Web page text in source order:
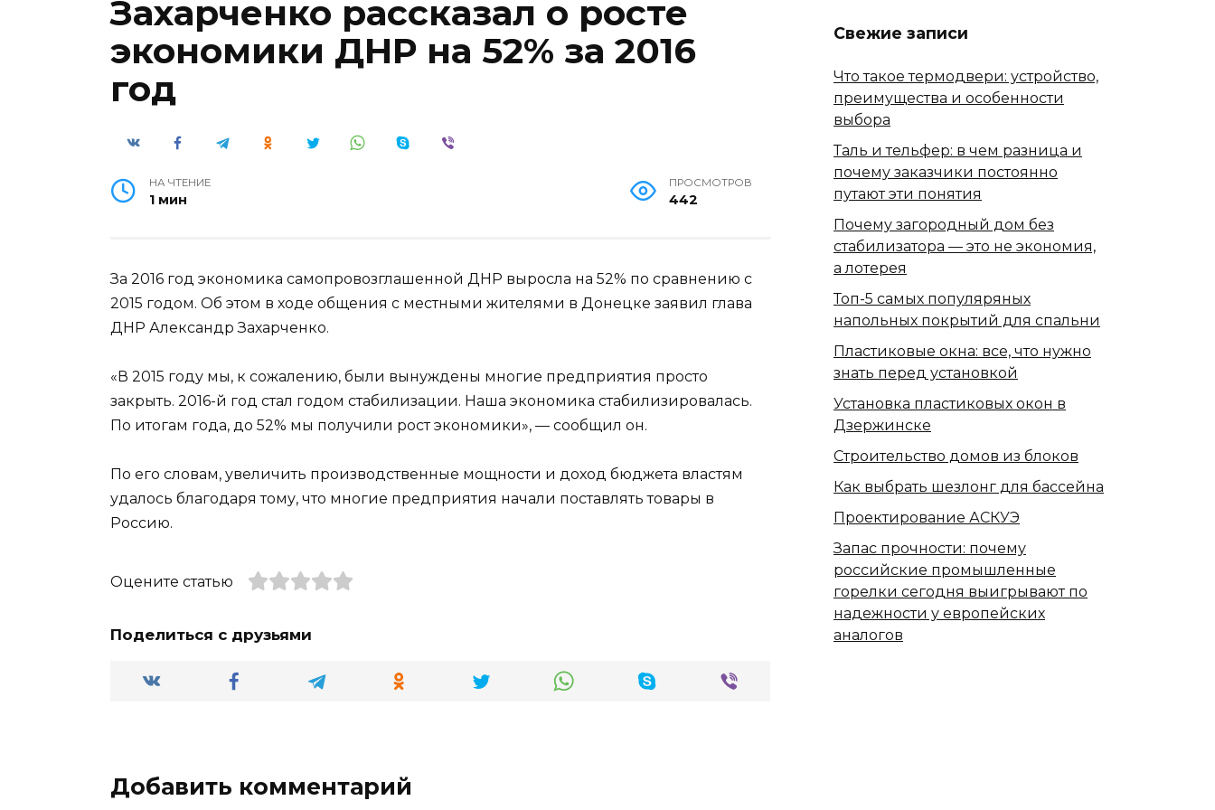
Захарченко рассказал о росте
экономики ДНР на 52% за 2016
год
НА ЧТЕНИЕ
1 мин
ПРОСМОТРОВ
442
За 2016 год экономика самопровозглашенной ДНР выросла на 52% по сравнению с
2015 годом. Об этом в ходе общения с местными жителями в Донецке заявил глава
ДНР Александр Захарченко.
«В 2015 году мы, к сожалению, были вынуждены многие предприятия просто
закрыть. 2016-й год стал годом стабилизации. Наша экономика стабилизировалась.
По итогам года, до 52% мы получили рост экономики», — сообщил он.
По его словам, увеличить производственные мощности и доход бюджета властям
удалось благодаря тому, что многие предприятия начали поставлять товары в
Россию.
Оцените статью
Поделиться с друзьями
Добавить комментарий
Свежие записи
Что такое термодвери: устройство,
преимущества и особенности
выбора
Таль и тельфер: в чем разница и
почему заказчики постоянно
путают эти понятия
Почему загородный дом без
стабилизатора — это не экономия,
а лотерея
Топ-5 самых популяряных
напольных покрытий для спальни
Пластиковые окна: все, что нужно
знать перед установкой
Установка пластиковых окон в
Дзержинске
Строительство домов из блоков
Как выбрать шезлонг для бассейна
Проектирование АСКУЭ
Запас прочности: почему
российские промышленные
горелки сегодня выигрывают по
надежности у европейских
аналогов